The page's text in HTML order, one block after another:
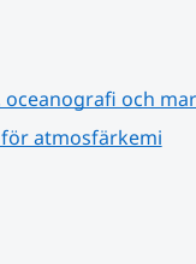
oceanografi och
atmosfärkemi